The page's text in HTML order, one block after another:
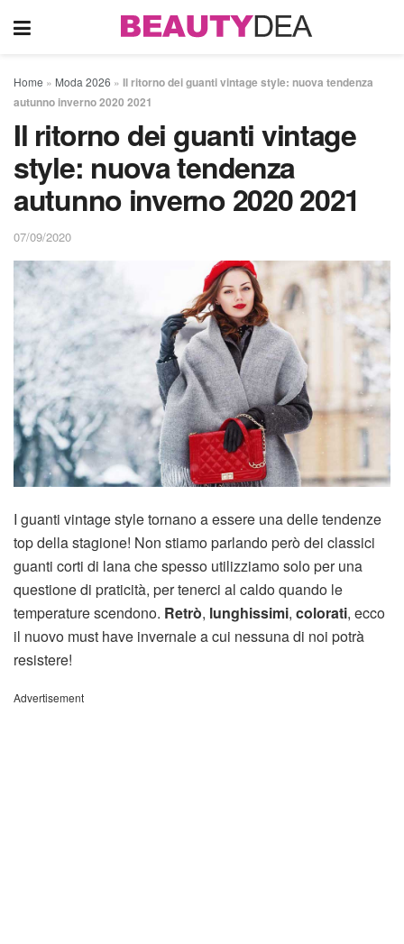
Home » Moda 2026 » Il ritorno dei guanti vintage style: nuova tendenza
autunno inverno 2020 2021
Il ritorno dei guanti vintage
style: nuova tendenza
autunno inverno 2020 2021
07/09/2020
I guanti vintage style tornano a essere una delle tendenze
top della stagione! Non stiamo parlando però dei classici
guanti corti di lana che spesso utilizziamo solo per una
questione di praticità, per tenerci al caldo quando le
temperature scendono. Retrò, lunghissimi, colorati, ecco
il nuovo must have invernale a cui nessuna di noi potrà
resistere!
Advertisement